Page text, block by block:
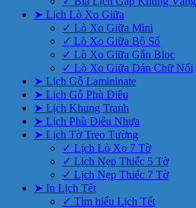
➤ Lịch Lò Xo Giữa
✓ Lò Xo Giữa Mini
✓ Lò Xo Giữa Bộ Số
✓ Lò Xo Giữa Gắn Bloc
✓ Lò Xo Giữa Dán Chữ Nổi
➤ Lịch Gỗ Lamininate
➤ Lịch Gỗ Phù Điêu
➤ Lịch Khung Tranh
➤ Lịch Phù Điêu Nhựa
➤ Lịch Tờ Treo Tường
✓ Lịch Lò Xo 7 Tờ
✓ Lịch Nẹp Thiếc 5 Tờ
✓ Lịch Nẹp Thiếc 7 Tờ
➤ In Lịch Tết
✓ Tìm hiểu Lịch Tết